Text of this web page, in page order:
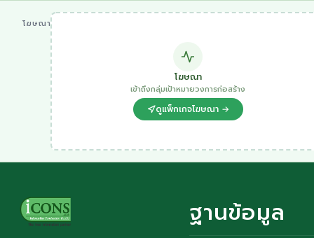
โฆษณา
โฆษณา
เข้าถึงกลุ่มเป้าหมายวงการก่อสร้าง
ดูแพ็กเกจโฆษณา →
ฐานข้อมูล